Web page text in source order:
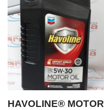
HAVOLINE® MOTOR